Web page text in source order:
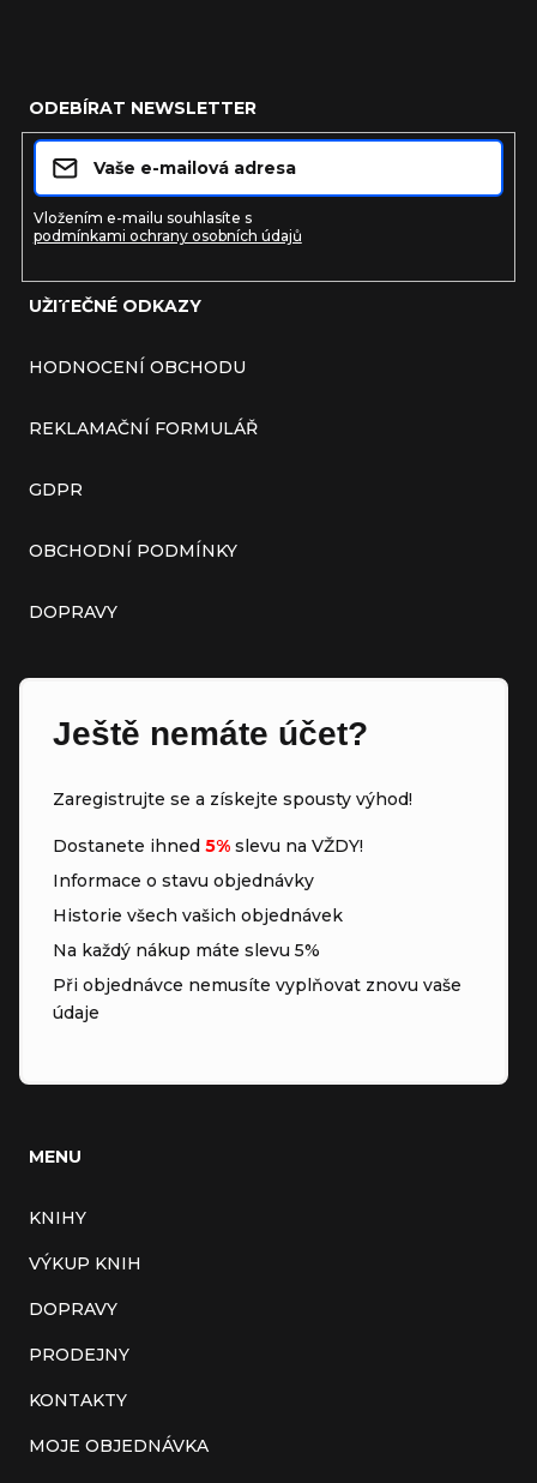
UŽITEČNÉ ODKAZY
HODNOCENÍ OBCHODU
REKLAMAČNÍ FORMULÁŘ
GDPR
OBCHODNÍ PODMÍNKY
DOPRAVY
Ještě nemáte účet?
Zaregistrujte se a získejte spousty výhod!
Dostanete ihned 5% slevu na VŽDY!
Informace o stavu objednávky
Historie všech vašich objednávek
Na každý nákup máte slevu 5%
Při objednávce nemusíte vyplňovat znovu vaše
údaje
MENU
KNIHY
VÝKUP KNIH
DOPRAVY
PRODEJNY
KONTAKTY
MOJE OBJEDNÁVKA
ODEBÍRAT NEWSLETTER
Vložením e-mailu souhlasíte s
podmínkami ochrany osobních údajů
Přihlásit se